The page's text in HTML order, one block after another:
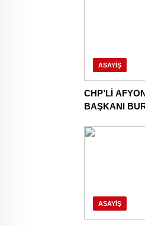
ASAYIŞ
CHP’Lİ
BAŞKANI
BELEDİYEYİ
ASAYIŞ